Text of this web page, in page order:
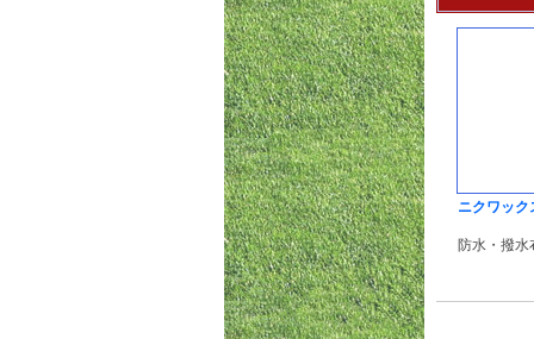
ニクワッ
防水・撥